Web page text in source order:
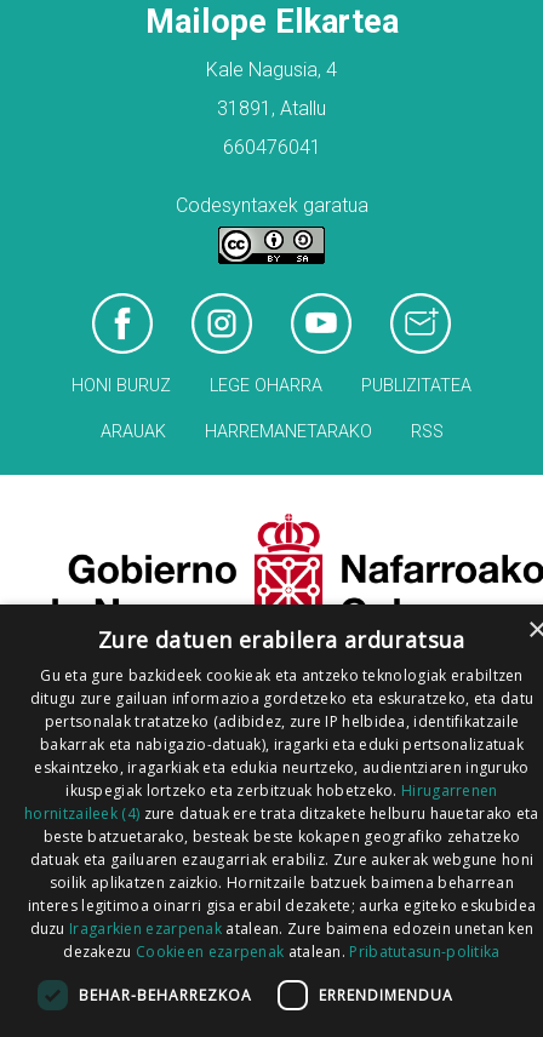
Mailope Elkartea
Kale Nagusia, 4
31891, Atallu
660476041
Codesyntaxek garatua
HONI BURUZ LEGE OHARRA PUBLIZITATEA
ARAUAK HARREMANETARAKO RSS
Zure datuen erabilera arduratsua
Gu eta gure bazkideek cookieak eta antzeko teknologiak erabiltzen
ditugu zure gailuan informazioa gordetzeko eta eskuratzeko, eta datu
pertsonalak tratatzeko (adibidez, zure IP helbidea, identifikatzaile
bakarrak eta nabigazio-datuak), iragarki eta eduki pertsonalizatuak
eskaintzeko, iragarkiak eta edukia neurtzeko, audientziaren inguruko
ikuspegiak lortzeko eta zerbitzuak hobetzeko. Hirugarrenen
hornitzaileek (4) zure datuak ere trata ditzakete helburu hauetarako eta
beste batzuetarako, besteak beste kokapen geografiko zehatzeko
datuak eta gailuaren ezaugarriak erabiliz. Zure aukerak webgune honi
soilik aplikatzen zaizkio. Hornitzaile batzuek baimena beharrean
interes legitimoa oinarri gisa erabil dezakete; aurka egiteko eskubidea
duzu Iragarkien ezarpenak atalean. Zure baimena edozein unetan ken
dezakezu Cookieen ezarpenak atalean. Pribatutasun-politika
BEHAR-BEHARREZKOA ERRENDIMENDUA